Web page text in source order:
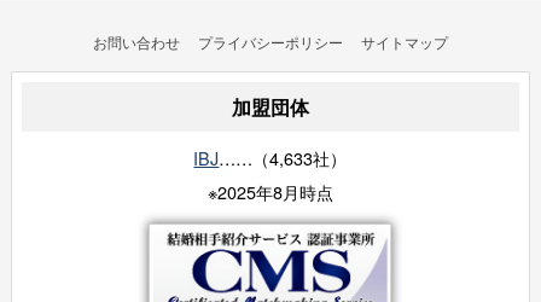
お問い合わせ プライバシーポリシー サイトマップ
加盟団体
IBJ……（4,633社）
※2025年8月時点